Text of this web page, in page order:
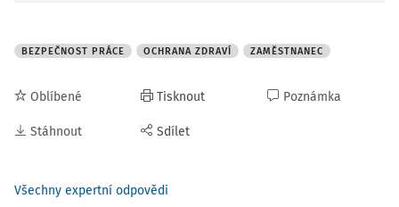
BEZPEČNOST PRÁCE OCHRANA ZDRAVÍ ZAMĚSTNANEC
Oblíbené
Stáhnout
Tisknout
Sdílet
Poznámka
Všechny expertní odpovědi